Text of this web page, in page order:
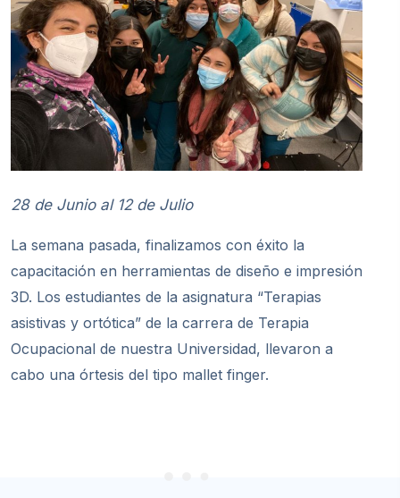
28 de Junio al 12 de Julio
La semana pasada, finalizamos con éxito la
capacitación en herramientas de diseño e impresión
3D. Los estudiantes de la asignatura “Terapias
asistivas y ortótica” de la carrera de Terapia
Ocupacional de nuestra Universidad, llevaron a
cabo una órtesis del tipo mallet finger.